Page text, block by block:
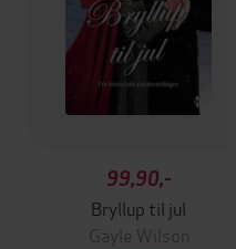
99,90,-
Bryllup til jul
Gayle Wilson